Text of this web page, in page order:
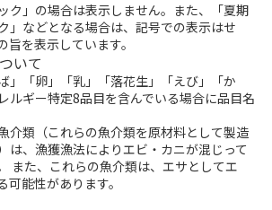
ク」の場合は表示しません。また、「夏期
」などとなる場合は、記号での表示はせ
を表示しています。
いて
」「卵」「乳」「落花生」「えび」「か
ルギー特定8品目を含んでいる場合に品目名
介類（これらの魚介類を原材料として製造
は、漁獲漁法によりエビ・カニが混じって
また、これらの魚介類は、エサとしてエ
可能性があります。